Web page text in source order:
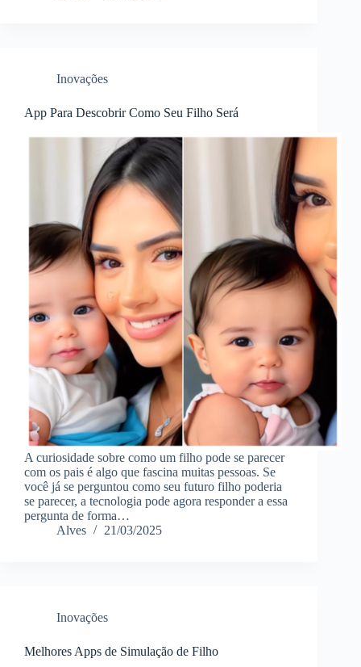
Inovações
App Para Descobrir Como Seu Filho Será
A curiosidade sobre como um filho pode se parecer
com os pais é algo que fascina muitas pessoas. Se
você já se perguntou como seu futuro filho poderia
se parecer, a tecnologia pode agora responder a essa
pergunta de forma…
Alves
21/03/2025
Inovações
Melhores Apps de Simulação de Filho